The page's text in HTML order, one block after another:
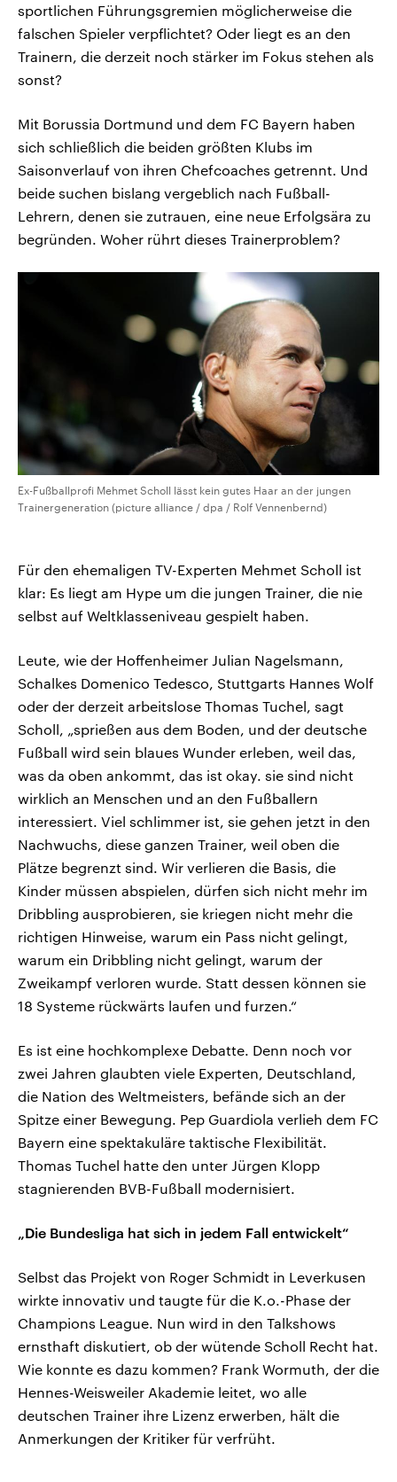
sportlichen Führungsgremien möglicherweise die
falschen Spieler verpflichtet? Oder liegt es an den
Trainern, die derzeit noch stärker im Fokus stehen als
sonst?
Mit Borussia Dortmund und dem FC Bayern haben
sich schließlich die beiden größten Klubs im
Saisonverlauf von ihren Chefcoaches getrennt. Und
beide suchen bislang vergeblich nach Fußball-
Lehrern, denen sie zutrauen, eine neue Erfolgsära zu
begründen. Woher rührt dieses Trainerproblem?
Ex-Fußballprofi Mehmet Scholl lässt kein gutes Haar an der jungen
Trainergeneration (picture alliance / dpa / Rolf Vennenbernd)
Für den ehemaligen TV-Experten Mehmet Scholl ist
klar: Es liegt am Hype um die jungen Trainer, die nie
selbst auf Weltklasseniveau gespielt haben.
Leute, wie der Hoffenheimer Julian Nagelsmann,
Schalkes Domenico Tedesco, Stuttgarts Hannes Wolf
oder der derzeit arbeitslose Thomas Tuchel, sagt
Scholl, „sprießen aus dem Boden, und der deutsche
Fußball wird sein blaues Wunder erleben, weil das,
was da oben ankommt, das ist okay. sie sind nicht
wirklich an Menschen und an den Fußballern
interessiert. Viel schlimmer ist, sie gehen jetzt in den
Nachwuchs, diese ganzen Trainer, weil oben die
Plätze begrenzt sind. Wir verlieren die Basis, die
Kinder müssen abspielen, dürfen sich nicht mehr im
Dribbling ausprobieren, sie kriegen nicht mehr die
richtigen Hinweise, warum ein Pass nicht gelingt,
warum ein Dribbling nicht gelingt, warum der
Zweikampf verloren wurde. Statt dessen können sie
18 Systeme rückwärts laufen und furzen.“
Es ist eine hochkomplexe Debatte. Denn noch vor
zwei Jahren glaubten viele Experten, Deutschland,
die Nation des Weltmeisters, befände sich an der
Spitze einer Bewegung. Pep Guardiola verlieh dem FC
Bayern eine spektakuläre taktische Flexibilität.
Thomas Tuchel hatte den unter Jürgen Klopp
stagnierenden BVB-Fußball modernisiert.
„Die Bundesliga hat sich in jedem Fall entwickelt“
Selbst das Projekt von Roger Schmidt in Leverkusen
wirkte innovativ und taugte für die K.o.-Phase der
Champions League. Nun wird in den Talkshows
ernsthaft diskutiert, ob der wütende Scholl Recht hat.
Wie konnte es dazu kommen? Frank Wormuth, der die
Hennes-Weisweiler Akademie leitet, wo alle
deutschen Trainer ihre Lizenz erwerben, hält die
Anmerkungen der Kritiker für verfrüht.